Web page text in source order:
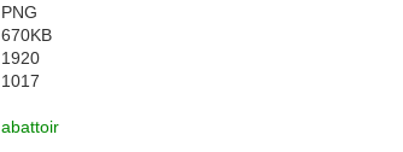
PNG
670KB
1920
1017
abattoir